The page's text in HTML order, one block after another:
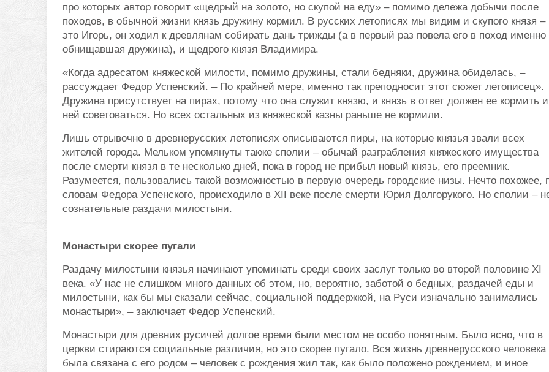
про которых автор говорит «щедрый на золото, но скупой на еду» – помимо дележа добычи после
походов, в обычной жизни князь дружину кормил. В русских летописях мы видим и скупого князя –
это Игорь, он ходил к древлянам собирать дань трижды (а в первый раз повела его в поход именно
обнищавшая дружина), и щедрого князя Владимира.
«Когда адресатом княжеской милости, помимо дружины, стали бедняки, дружина обиделась, –
рассуждает Федор Успенский. – По крайней мере, именно так преподносит этот сюжет летописец».
Дружина присутствует на пирах, потому что она служит князю, и князь в ответ должен ее кормить
ней советоваться. Но всех остальных из княжеской казны раньше не кормили.
Лишь отрывочно в древнерусских летописях описываются пиры, на которые князья звали всех
жителей города. Мельком упомянуты также сполии – обычай разграбления княжеского имущества
после смерти князя в те несколько дней, пока в город не прибыл новый князь, его преемник.
Разумеется, пользовались такой возможностью в первую очередь городские низы. Нечто похожее,
словам Федора Успенского, происходило в XII веке после смерти Юрия Долгорукого. Но сполии –
сознательные раздачи милостыни.
Монастыри скорее пугали
Раздачу милостыни князья начинают упоминать среди своих заслуг только во второй половине XI
века. «У нас не слишком много данных об этом, но, вероятно, заботой о бедных, раздачей еды и
милостыни, как бы мы сказали сейчас, социальной поддержкой, на Руси изначально занимались
монастыри», – заключает Федор Успенский.
Монастыри для древних русичей долгое время были местом не особо понятным. Было ясно, что в
церкви стираются социальные различия, но это скорее пугало. Вся жизнь древнерусского человека
была связана с его родом – человек с рождения жил так, как было положено рождением, и иное